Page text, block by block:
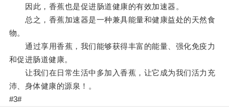
因此，香蕉也是促进肠道健康的有效加速器。
总之，香蕉加速器是一种兼具能量和健康益处的天然食
物。
通过享用香蕉，我们能够获得丰富的能量、强化免疫力
和促进肠道健康。
让我们在日常生活中多加入香蕉，让它成为我们活力充
沛、身体健康的源泉！。
#3#